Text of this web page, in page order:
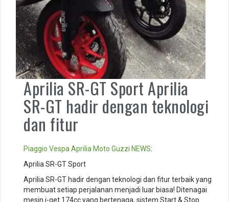
Aprilia SR-GT Sport Aprilia
SR-GT hadir dengan teknologi
dan fitur
Piaggio Vespa Aprilia Moto Guzzi NEWS:
Aprilia SR-GT Sport
Aprilia SR-GT hadir dengan teknologi dan fitur terbaik yang
membuat setiap perjalanan menjadi luar biasa! Ditenagai
mesin i-get 174cc yang bertenaga, sistem Start & Stop